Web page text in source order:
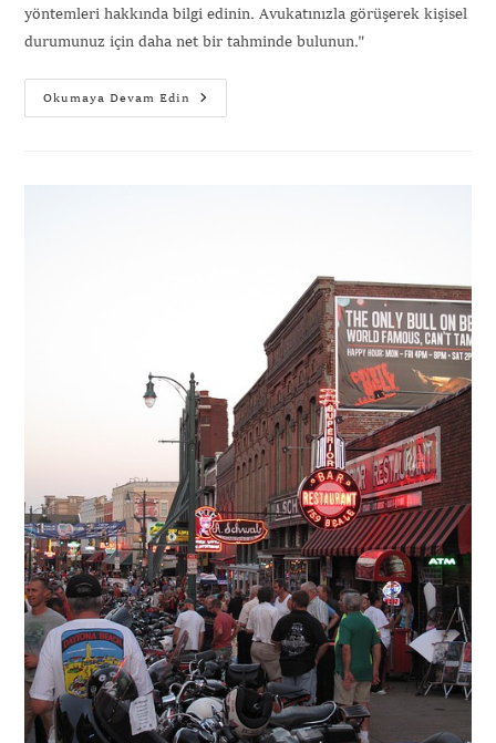
yöntemleri hakkında bilgi edinin. Avukatınızla görüşerek kişisel
durumunuz için daha net bir tahminde bulunun."
Okumaya Devam Edin